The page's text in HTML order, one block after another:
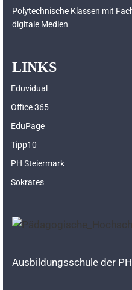
Polytechnische Klassen mit
digitale Medien
LINKS
Eduvidual
Office 365
EduPage
Tipp10
PH Steiermark
Sokrates
Ausbildungsschule der